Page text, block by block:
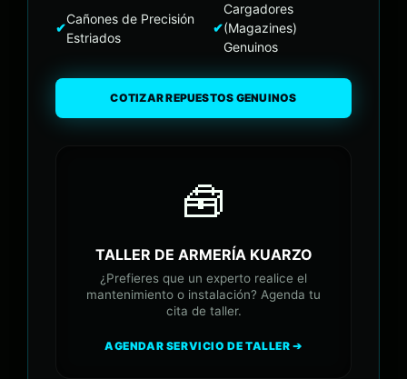
✔
Cañones de Precisión
Estriados
✔
Cargadores
(Magazines)
Genuinos
COTIZAR REPUESTOS GENUINOS
🧰
TALLER DE ARMERÍA KUARZO
¿Prefieres que un experto realice el
mantenimiento o instalación? Agenda tu
cita de taller.
AGENDAR SERVICIO DE TALLER ➔